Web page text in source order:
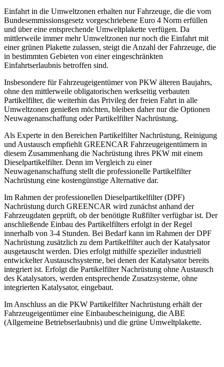
Einfahrt in die Umweltzonen erhalten nur Fahrzeuge, die die vom
Bundesemmissionsgesetz vorgeschriebene Euro 4 Norm erfüllen
und über eine entsprechende Umweltplakette verfügen. Da
mittlerweile immer mehr Umweltzonen nur noch die Einfahrt mit
einer grünen Plakette zulassen, steigt die Anzahl der Fahrzeuge, die
in bestimmten Gebieten von einer eingeschränkten
Einfahrtserlaubnis betroffen sind.
Insbesondere für Fahrzeugeigentümer von PKW älteren Baujahrs,
ohne den mittlerweile obligatorischen werkseitig verbauten
Partikelfilter, die weiterhin das Privileg der freien Fahrt in alle
Umweltzonen genießen möchten, bleiben daher nur die Optionen
Neuwagenanschaffung oder Partikelfilter Nachrüstung.
Als Experte in den Bereichen Partikelfilter Nachrüstung, Reinigung
und Austausch empfiehlt GREENCAR Fahrzeugeigentümern in
diesem Zusammenhang die Nachrüstung ihres PKW mit einem
Dieselpartikelfilter. Denn im Vergleich zu einer
Neuwagenanschaffung stellt die professionelle Partikelfilter
Nachrüstung eine kostengünstige Alternative dar.
Im Rahmen der professionellen Dieselpartikelfilter (DPF)
Nachrüstung durch GREENCAR wird zunächst anhand der
Fahrzeugdaten geprüft, ob der benötigte Rußfilter verfügbar ist. Der
anschließende Einbau des Partikelfilters erfolgt in der Regel
innerhalb von 3-4 Stunden. Bei Bedarf kann im Rahmen der DPF
Nachrüstung zusätzlich zu dem Partikelfilter auch der Katalysator
ausgetauscht werden. Dies erfolgt mithilfe spezieller industriell
entwickelter Austauschsysteme, bei denen der Katalysator bereits
integriert ist. Erfolgt die Partikelfilter Nachrüstung ohne Austausch
des Katalysators, werden entsprechende Zusatzsysteme, ohne
integrierten Katalysator, eingebaut.
Im Anschluss an die PKW Partikelfilter Nachrüstung erhält der
Fahrzeugeigentümer eine Einbaubescheinigung, die ABE
(Allgemeine Betriebserlaubnis) und die grüne Umweltplakette.